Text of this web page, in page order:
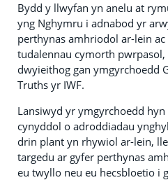
Bydd y llwyfan yn anelu at
yng Nghymru i adnabod yr
perthynas amhriodol ar-lein
tudalennau cymorth
dwyieithog gan ymgyrchoedd
Truths yr IWF.
Lansiwyd yr ymgyrchoedd
cynyddol o adroddiadau
drin plant yn rhywiol ar-lein,
targedu ar gyfer perthynas
eu twyllo neu eu hecsbloetio i